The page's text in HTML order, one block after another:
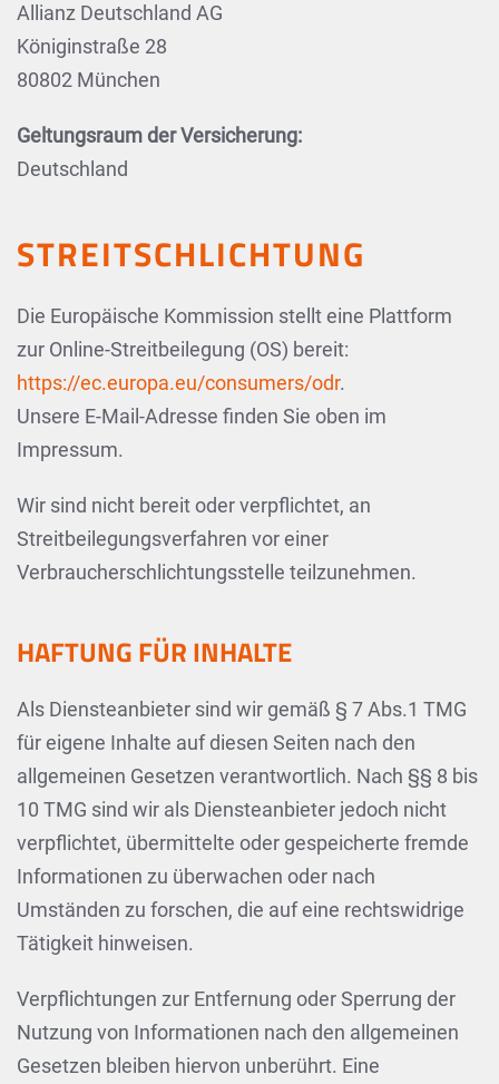
Allianz Deutschland AG
Königinstraße 28
80802 München
Geltungsraum der Versicherung:
Deutschland
STREITSCHLICHTUNG
Die Europäische Kommission stellt eine Plattform
zur Online-Streitbeilegung (OS) bereit:
https://ec.europa.eu/consumers/odr.
Unsere E-Mail-Adresse finden Sie oben im
Impressum.
Wir sind nicht bereit oder verpflichtet, an
Streitbeilegungsverfahren vor einer
Verbraucherschlichtungsstelle teilzunehmen.
HAFTUNG FÜR INHALTE
Als Diensteanbieter sind wir gemäß § 7 Abs.1 TMG
für eigene Inhalte auf diesen Seiten nach den
allgemeinen Gesetzen verantwortlich. Nach §§ 8 bis
10 TMG sind wir als Diensteanbieter jedoch nicht
verpflichtet, übermittelte oder gespeicherte fremde
Informationen zu überwachen oder nach
Umständen zu forschen, die auf eine rechtswidrige
Tätigkeit hinweisen.
Verpflichtungen zur Entfernung oder Sperrung der
Nutzung von Informationen nach den allgemeinen
Gesetzen bleiben hiervon unberührt. Eine